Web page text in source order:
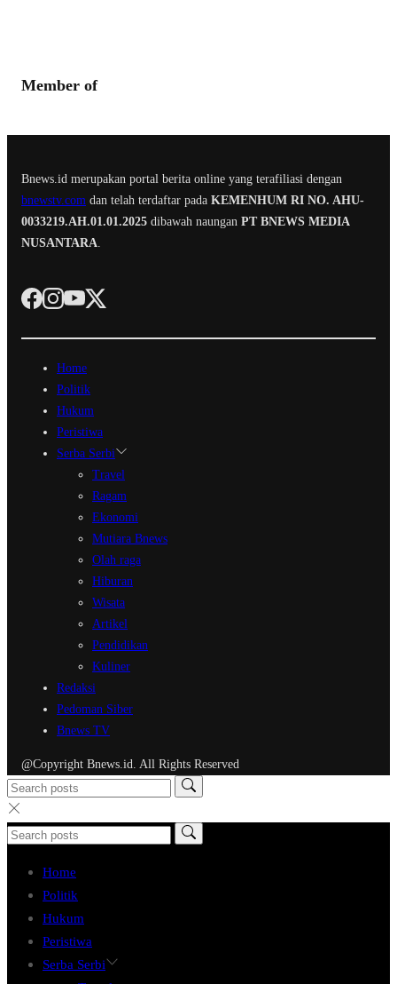
Member of
Bnews.id merupakan portal berita online yang terafiliasi dengan
bnewstv.com dan telah terdaftar pada KEMENHUM RI NO. AHU-
0033219.AH.01.01.2025 dibawah naungan PT BNEWS MEDIA
NUSANTARA.
Home
Politik
Hukum
Peristiwa
Serba Serbi
Travel
Ragam
Ekonomi
Mutiara Bnews
Olah raga
Hiburan
Wisata
Artikel
Pendidikan
Kuliner
Redaksi
Pedoman Siber
Bnews TV
@Copyright Bnews.id. All Rights Reserved
Home
Politik
Hukum
Peristiwa
Serba Serbi